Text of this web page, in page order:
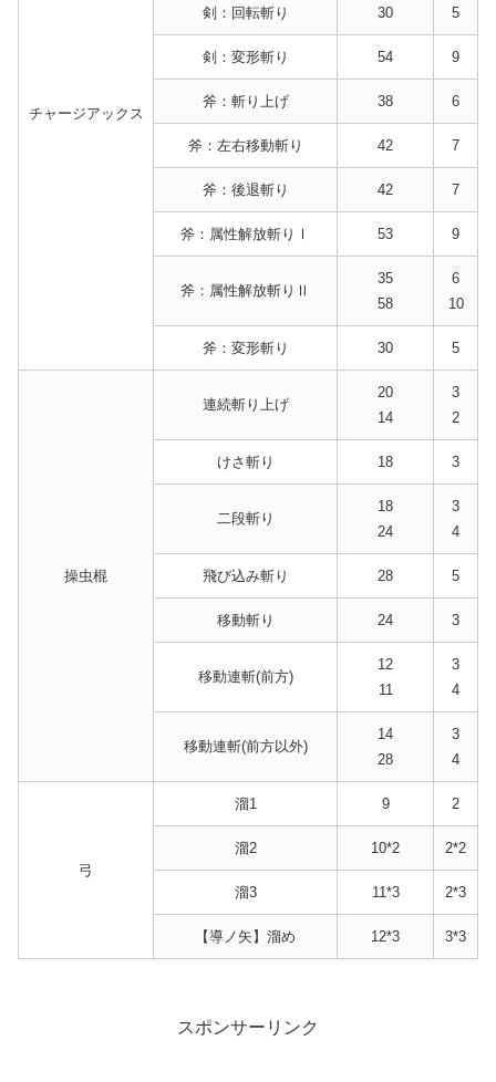
チャージアックス
剣：回転斬り 30 5
剣：変形斬り 54 9
斧：斬り上げ 38 6
斧：左右移動斬り 42 7
斧：後退斬り 42 7
斧：属性解放斬りⅠ 53 9
斧：属性解放斬りⅡ
35
58
6
10
斧：変形斬り 30 5
操虫棍
連続斬り上げ
20
14
3
2
けさ斬り 18 3
二段斬り
18
24
3
4
飛び込み斬り 28 5
移動斬り 24 3
移動連斬(前方)
12
11
3
4
移動連斬(前方以外)
14
28
3
4
弓
溜1 9 2
溜2 10*2 2*2
溜3 11*3 2*3
【導ノ矢】溜め 12*3 3*3
スポンサーリンク